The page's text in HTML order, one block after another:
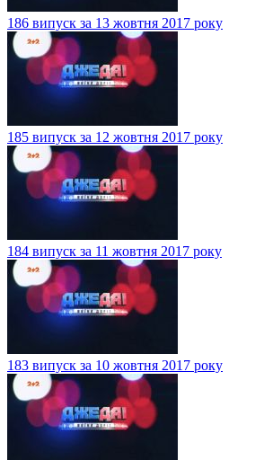
186 випуск за 13 жовтня 2017 року
185 випуск за 12 жовтня 2017 року
184 випуск за 11 жовтня 2017 року
183 випуск за 10 жовтня 2017 року